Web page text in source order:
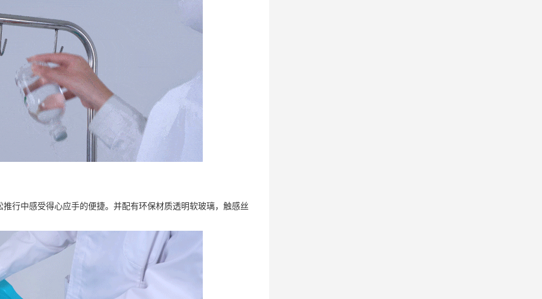
行中感受得心应手的便捷。并配有环保材质透明软玻璃，触感丝